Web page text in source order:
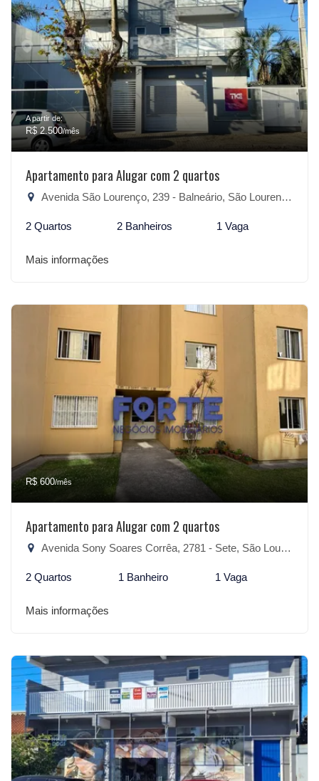
A partir de:
R$ 2.500/mês
Apartamento para Alugar com 2 quartos
Avenida São Lourenço, 239 - Balneário, São Lourenço do Sul-RS
2 Quartos 2 Banheiros 1 Vaga
Mais informações
R$ 600/mês
Apartamento para Alugar com 2 quartos
Avenida Sony Soares Corrêa, 2781 - Sete, São Lourenço do Sul-RS
2 Quartos 1 Banheiro 1 Vaga
Mais informações